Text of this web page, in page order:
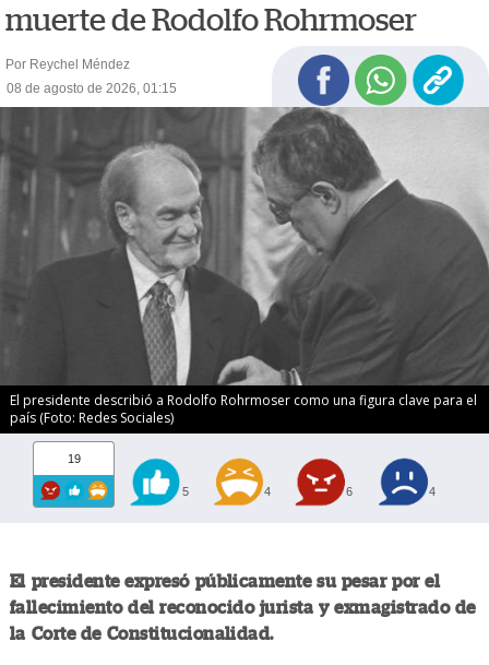
muerte de Rodolfo Rohrmoser
Por Reychel Méndez
08 de agosto de 2026, 01:15
El presidente describió a Rodolfo Rohrmoser como una figura clave para el
país (Foto: Redes Sociales)
19
5 4 6 4
El presidente expresó públicamente su pesar por el
fallecimiento del reconocido jurista y exmagistrado de
la Corte de Constitucionalidad.